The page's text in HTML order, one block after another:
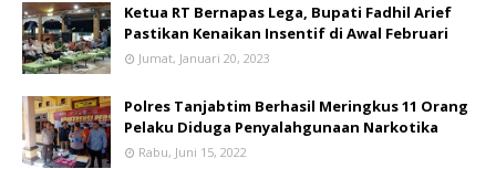
Ketua RT Bernapas Lega, Bupati Fadhil Arief
Pastikan Kenaikan Insentif di Awal Februari
Jumat, Januari 20, 2023
Polres Tanjabtim Berhasil Meringkus 11 Orang
Pelaku Diduga Penyalahgunaan Narkotika
Rabu, Juni 15, 2022